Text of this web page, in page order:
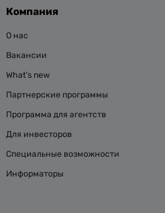
Компания
О нас
Вакансии
What’s new
Партнерские программы
Программа для агентств
Для инвесторов
Специальные возможности
Информаторы